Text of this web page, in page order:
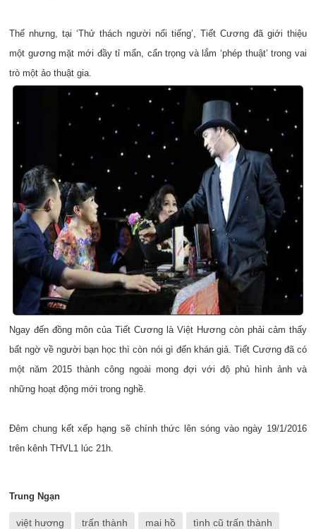
Thế nhưng, tại ‘Thử thách người nổi tiếng’, Tiết Cương đã giới thiệu
một gương mặt mới đầy tỉ mẩn, cẩn trọng và lắm ‘phép thuật’ trong vai
trò một ảo thuật gia.
Ngay đến đồng môn của Tiết Cương là Việt Hương còn phải cảm thấy
bất ngờ về người bạn học thì còn nói gì đến khán giả. Tiết Cương đã có
một năm 2015 thành công ngoài mong đợi với độ phủ hình ảnh và
những hoạt động mới trong nghề.
Đêm chung kết xếp hạng sẽ chính thức lên sóng vào ngày 19/1/2016
trên kênh THVL1 lúc 21h.
Trung Ngạn
việt hương trấn thành mai hồ tình cũ trấn thành